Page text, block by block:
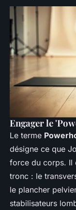
Engager le
Le terme
désigne ce que
force du corps. Il
tronc : le
le plancher
stabilisateurs